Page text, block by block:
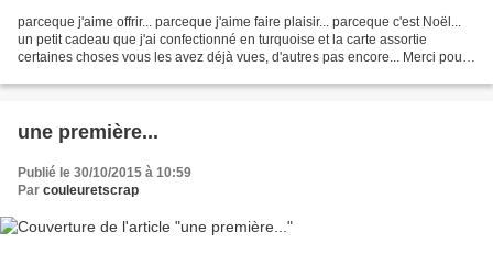
parceque j'aime offrir... parceque j'aime faire plaisir... parceque c'est Noël...
un petit cadeau que j'ai confectionné en turquoise et la carte assortie
certaines choses vous les avez déjà vues, d'autres pas encore... Merci pour
une première...
Publié le 30/10/2015 à 10:59
Par couleuretscrap